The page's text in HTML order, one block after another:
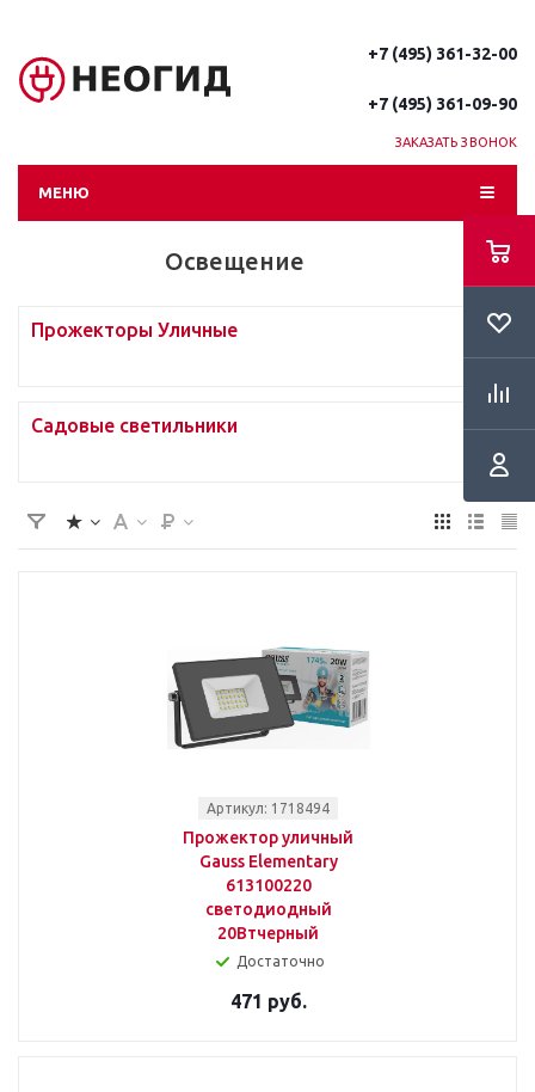
+7 (495) 361-32-00
+7 (495) 361-09-90
ЗАКАЗАТЬ ЗВОНОК
МЕНЮ
Освещение
Прожекторы Уличные
Садовые светильники
Артикул: 1718494
Прожектор уличный
Gauss Elementary
613100220
светодиодный
20Втчерный
Достаточно
471 руб.